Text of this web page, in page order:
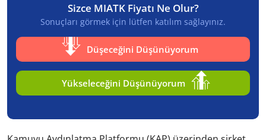
Sizce MIATK Fiyatı Ne Olur?
Sonuçları görmek için lütfen katılım sağlayınız.
Düşeceğini Düşünüyorum
Yükseleceğini Düşünüyorum